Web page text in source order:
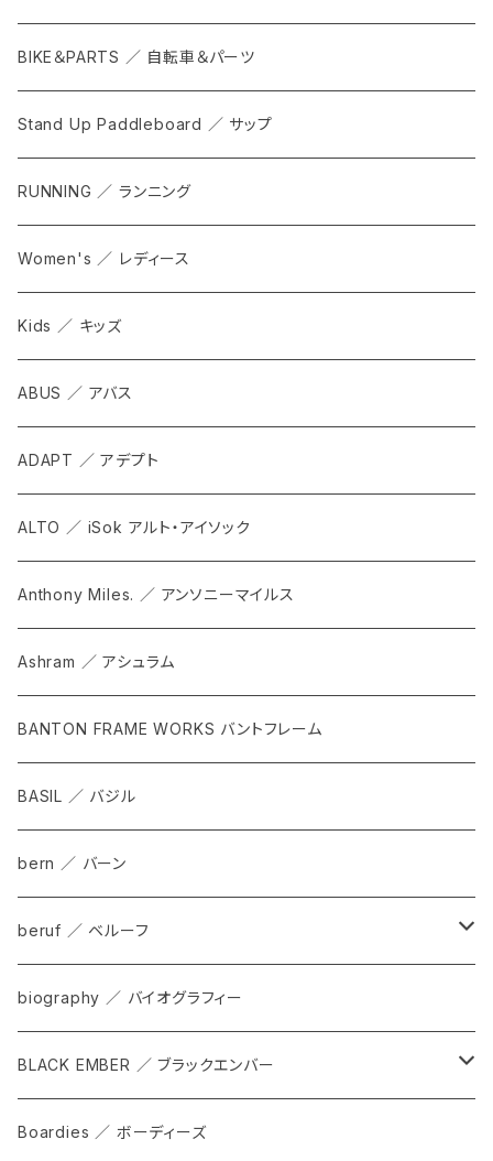
BIKE＆PARTS ／ 自転車＆パーツ
Stand Up Paddleboard ／ サップ
RUNNING ／ ランニング
Women's ／ レディース
Kids ／ キッズ
ABUS ／ アバス
ADAPT ／ アデプト
ALTO ／ iSok アルト・アイソック
Anthony Miles. ／ アンソニーマイルス
Ashram ／ アシュラム
BANTON FRAME WORKS バントフレーム
BASIL ／ バジル
bern ／ バーン
beruf ／ ベルーフ
bag
cap
grove
biography ／ バイオグラフィー
BLACK EMBER ／ ブラックエンバー
ALL
Boardies ／ ボーディーズ